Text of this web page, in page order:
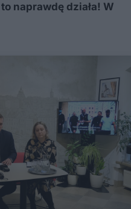
naprawdę działa! W